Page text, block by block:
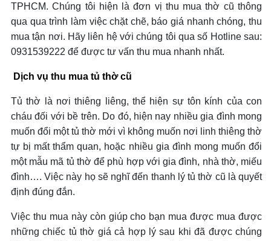
TPHCM. Chúng tôi hiện là đơn vị thu mua thờ cũ thông
qua qua trình làm việc chặt chẽ, báo giá nhanh chóng, thu
mua tận nơi. Hãy liên hệ với chúng tôi qua số Hotline sau:
0931539222 để được tư vấn thu mua nhanh nhất.
Dịch vụ thu mua tủ thờ cũ
Tủ thờ là nơi thiêng liêng, thể hiện sự tôn kính của con
cháu đối với bề trên. Do đó, hiện nay nhiều gia đình mong
muốn đổi một tủ thờ mới vì không muốn nơi linh thiêng thờ
tự bị mất thẩm quan, hoặc nhiều gia đình mong muốn đổi
một mẫu mã tủ thờ để phù hợp với gia đình, nhà thờ, miếu
đình…. Việc này họ sẽ nghĩ đến thanh lý tủ thờ cũ là quyết
định đúng đắn.
Việc thu mua này còn giúp cho bạn mua được mua được
những chiếc tủ thờ giá cả hợp lý sau khi đã được chúng